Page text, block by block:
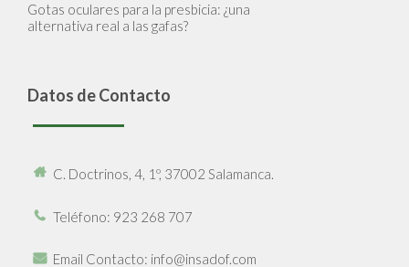
Gotas oculares para la presbicia: ¿una
alternativa real a las gafas?
Datos de Contacto
C. Doctrinos, 4, 1º, 37002 Salamanca.
Teléfono: 923 268 707
Email Contacto: info@insadof.com